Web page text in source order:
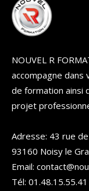
NOUVEL R
accompagne
de formation ainsi
projet
Adresse: 43 rue
93160 Noisy le
Email:
Tél: 01.48.15.55.41